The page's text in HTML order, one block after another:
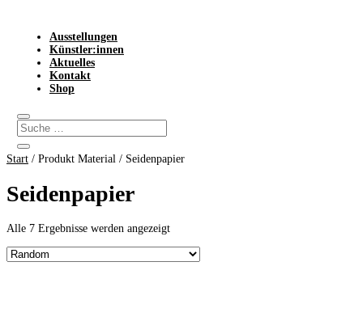
Ausstellungen
Künstler:innen
Aktuelles
Kontakt
Shop
Start / Produkt Material / Seidenpapier
Seidenpapier
Alle 7 Ergebnisse werden angezeigt